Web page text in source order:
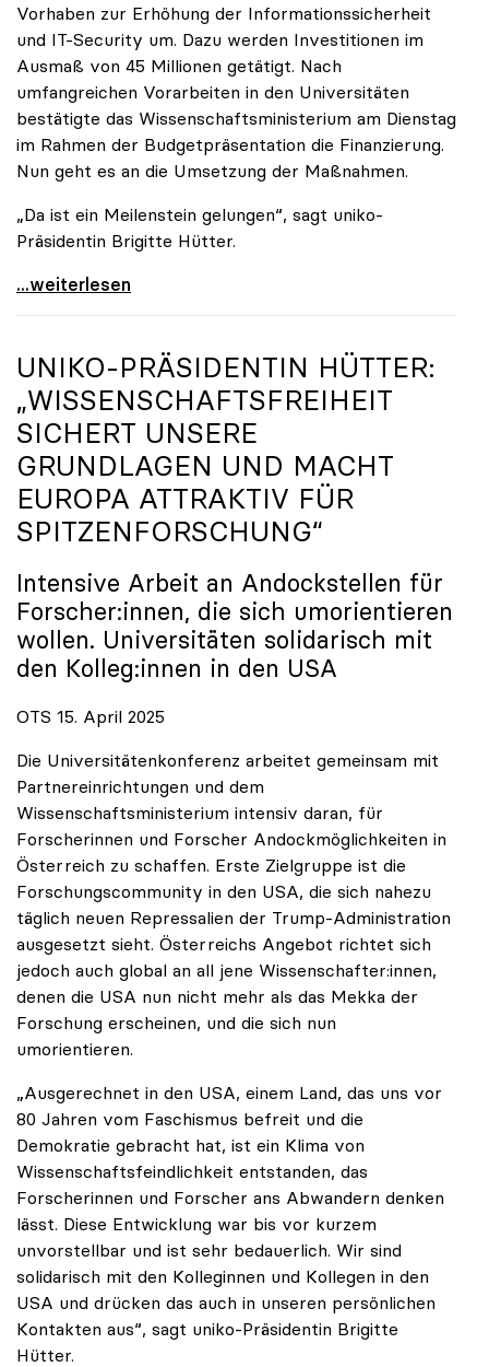
Vorhaben zur Erhöhung der Informationssicherheit
und IT-Security um. Dazu werden Investitionen im
Ausmaß von 45 Millionen getätigt. Nach
umfangreichen Vorarbeiten in den Universitäten
bestätigte das Wissenschaftsministerium am Dienstag
im Rahmen der Budgetpräsentation die Finanzierung.
Nun geht es an die Umsetzung der Maßnahmen.
„Da ist ein Meilenstein gelungen“, sagt uniko-
Präsidentin Brigitte Hütter.
Universitäten wappnen sich gegen zunehmende Gefahr
...weiterlesen
UNIKO-PRÄSIDENTIN HÜTTER:
„WISSENSCHAFTSFREIHEIT
SICHERT UNSERE
GRUNDLAGEN UND MACHT
EUROPA ATTRAKTIV FÜR
SPITZENFORSCHUNG“
Intensive Arbeit an Andockstellen für
Forscher:innen, die sich umorientieren
wollen. Universitäten solidarisch mit
den Kolleg:innen in den USA
OTS 15. April 2025
Die Universitätenkonferenz arbeitet gemeinsam mit
Partnereinrichtungen und dem
Wissenschaftsministerium intensiv daran, für
Forscherinnen und Forscher Andockmöglichkeiten in
Österreich zu schaffen. Erste Zielgruppe ist die
Forschungscommunity in den USA, die sich nahezu
täglich neuen Repressalien der Trump-Administration
ausgesetzt sieht. Österreichs Angebot richtet sich
jedoch auch global an all jene Wissenschafter:innen,
denen die USA nun nicht mehr als das Mekka der
Forschung erscheinen, und die sich nun
umorientieren.
„Ausgerechnet in den USA, einem Land, das uns vor
80 Jahren vom Faschismus befreit und die
Demokratie gebracht hat, ist ein Klima von
Wissenschaftsfeindlichkeit entstanden, das
Forscherinnen und Forscher ans Abwandern denken
lässt. Diese Entwicklung war bis vor kurzem
unvorstellbar und ist sehr bedauerlich. Wir sind
solidarisch mit den Kolleginnen und Kollegen in den
USA und drücken das auch in unseren persönlichen
Kontakten aus“, sagt uniko-Präsidentin Brigitte
Hütter.